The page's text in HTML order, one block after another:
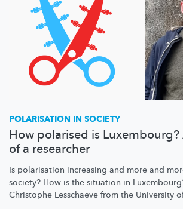
POLARISATION IN SOCIETY
How polarised is Luxembourg?
of a researcher
Is polarisation increasing and more and
society? How is the situation in
Christophe Lesschaeve from the University